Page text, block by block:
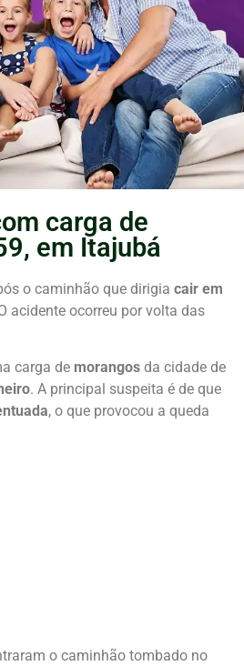
carga de
em Itajubá
o caminhão que dirigia cair em
acidente ocorreu por volta das
carga de morangos da cidade de
. A principal suspeita é de que
, o que provocou a queda
o caminhão tombado no